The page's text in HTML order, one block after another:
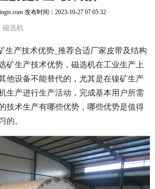
发布时间： 2023-10-27 07:05:32
磁选机
生产技术优势_推荐合适厂家皮带及结构
矿生产技术优势，磁选机在工业生产上
他设备不能替代的，尤其是在镍矿生产
生产进行生产活动，完成基本用户所需
技术生产有哪些优势，哪些优势是值得
的。